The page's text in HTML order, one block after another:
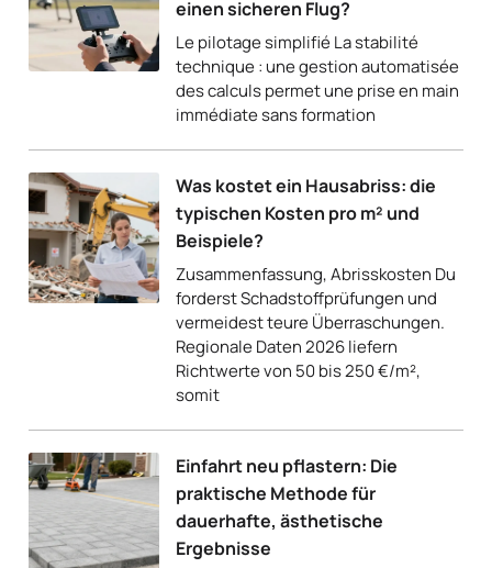
einen sicheren Flug?
Le pilotage simplifié La stabilité
technique : une gestion automatisée
des calculs permet une prise en main
immédiate sans formation
Was kostet ein Hausabriss: die
typischen Kosten pro m² und
Beispiele?
Zusammenfassung, Abrisskosten Du
forderst Schadstoffprüfungen und
vermeidest teure Überraschungen.
Regionale Daten 2026 liefern
Richtwerte von 50 bis 250 €/m²,
somit
Einfahrt neu pflastern: Die
praktische Methode für
dauerhafte, ästhetische
Ergebnisse